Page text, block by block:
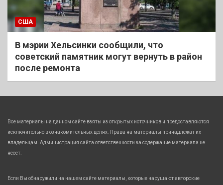
США
В мэрии Хельсинки сообщили, что
советский памятник могут вернуть в район
после ремонта
Все материалы на данном сайте взяты из открытых источников и предоставляются
исключительно в ознакомительных целях. Права на материалы принадлежат их
владельцам. Администрация сайта ответственности за содержание материала не
несет.
Если Вы обнаружили на нашем сайте материалы, которые нарушают авторские